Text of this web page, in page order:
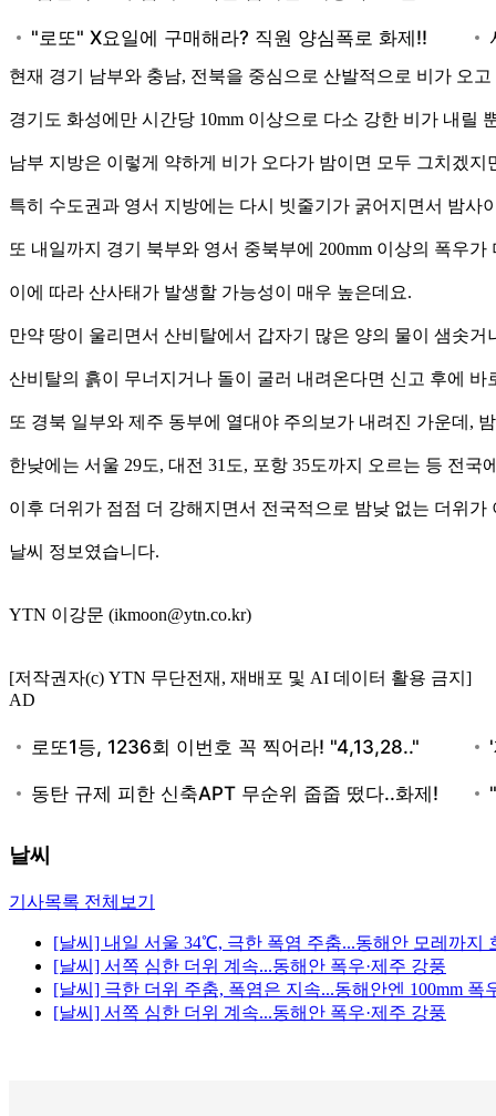
현재 경기 남부와 충남, 전북을 중심으로 산발적으로 비가 오
경기도 화성에만 시간당 10mm 이상으로 다소 강한 비가 내릴
남부 지방은 이렇게 약하게 비가 오다가 밤이면 모두 그치겠
특히 수도권과 영서 지방에는 다시 빗줄기가 굵어지면서 밤사
또 내일까지 경기 북부와 영서 중북부에 200mm 이상의 폭우
이에 따라 산사태가 발생할 가능성이 매우 높은데요.
만약 땅이 울리면서 산비탈에서 갑자기 많은 양의 물이 샘솟
산비탈의 흙이 무너지거나 돌이 굴러 내려온다면 신고 후에
또 경북 일부와 제주 동부에 열대야 주의보가 내려진 가운데,
한낮에는 서울 29도, 대전 31도, 포항 35도까지 오르는 등 전국
이후 더위가 점점 더 강해지면서 전국적으로 밤낮 없는 더위가
날씨 정보였습니다.
YTN 이강문 (ikmoon@ytn.co.kr)
[저작권자(c) YTN 무단전재, 재배포 및 AI 데이터 활용 금지]
AD
날씨
기사목록 전체보기
[날씨] 내일 서울 34℃, 극한 폭염 주춤...동해안 모레까지
[날씨] 서쪽 심한 더위 계속...동해안 폭우·제주 강풍
[날씨] 극한 더위 주춤, 폭염은 지속...동해안엔 100mm 폭
[날씨] 서쪽 심한 더위 계속...동해안 폭우·제주 강풍